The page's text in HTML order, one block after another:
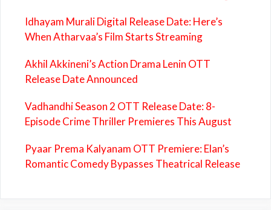
Idhayam Murali Digital Release Date: Here’s
When Atharvaa’s Film Starts Streaming
Akhil Akkineni’s Action Drama Lenin OTT
Release Date Announced
Vadhandhi Season 2 OTT Release Date: 8-
Episode Crime Thriller Premieres This August
Pyaar Prema Kalyanam OTT Premiere: Elan’s
Romantic Comedy Bypasses Theatrical Release